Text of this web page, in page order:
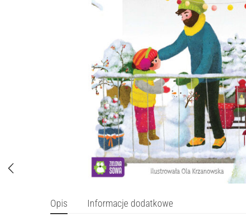
Opis Informacje dodatkowe